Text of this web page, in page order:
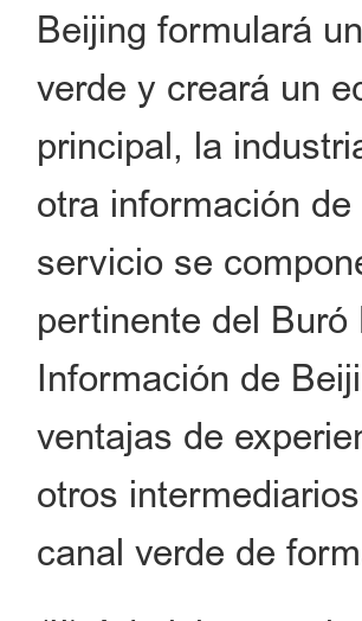
Beijing formulará
verde y creará un
principal, la
otra información
servicio se
pertinente del
Información de
ventajas de
otros
canal verde de